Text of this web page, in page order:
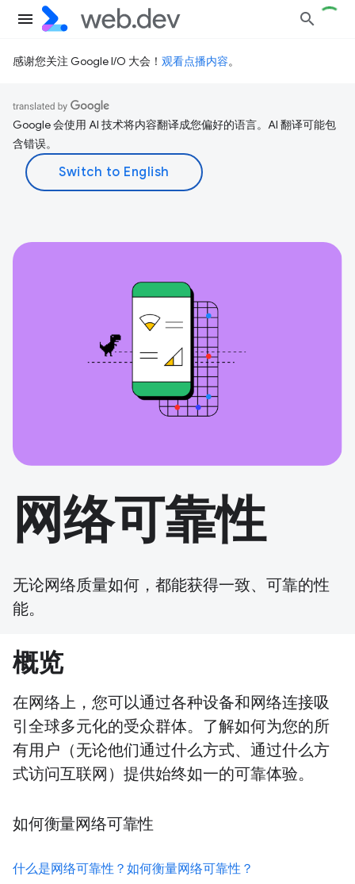
感谢您关注 Google I/O 大会！ 观看点播内容。
Google 会使用 AI 技术将内容翻译成您偏好的语言。AI 翻译可能包
含错误。
网络可靠性
无论网络质量如何，都能获得一致、可靠的性
能。
概览
在网络上，您可以通过各种设备和网络连接吸
引全球多元化的受众群体。了解如何为您的所
有用户（无论他们通过什么方式、通过什么方
式访问互联网）提供始终如一的可靠体验。
如何衡量网络可靠性
什么是网络可靠性？如何衡量网络可靠性？